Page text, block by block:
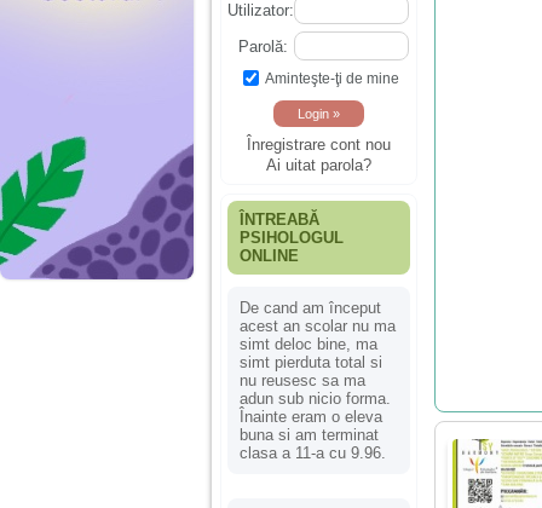
Utilizator:
Parolă:
Aminteşte-ţi de mine
Înregistrare cont nou
Ai uitat parola?
ÎNTREABĂ
PSIHOLOGUL
ONLINE
De cand am început
acest an scolar nu ma
simt deloc bine, ma
simt pierduta total si
nu reusesc sa ma
adun sub nicio forma.
Înainte eram o eleva
buna si am terminat
clasa a 11-a cu 9.96.